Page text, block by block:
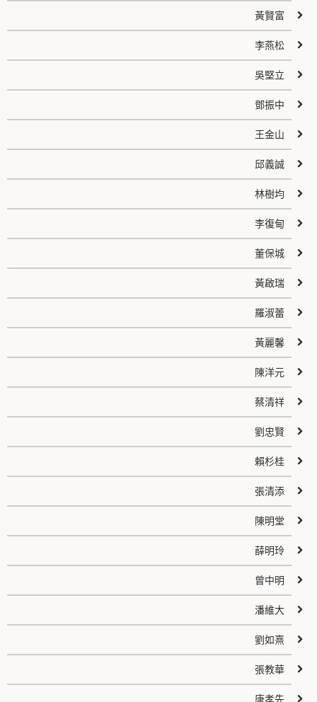
黃賢富
李燕松
吳堅立
鄧振中
王金山
邱義誠
林樹均
李復甸
董保城
黃啟瑞
羅淑蕾
黃麗馨
陳洋元
蔡清祥
劉忠賢
賴杉桂
張清添
陳明堂
薛明玲
曾中明
潘維大
劉如熹
張教華
唐孝先